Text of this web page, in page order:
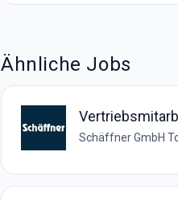
Ähnliche Jobs
Schäffner GmbH